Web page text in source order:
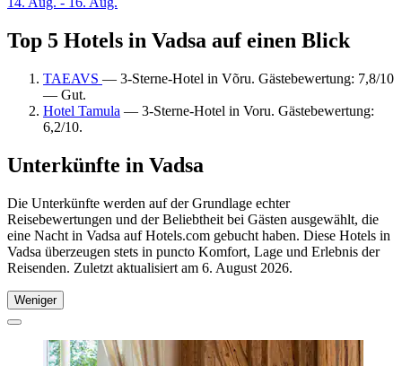
Top 5 Hotels in Vadsa auf einen Blick
TAEAVS — 3-Sterne-Hotel in Võru. Gästebewertung: 7,8/10
— Gut.
Hotel Tamula — 3-Sterne-Hotel in Voru. Gästebewertung:
6,2/10.
Unterkünfte in Vadsa
Die Unterkünfte werden auf der Grundlage echter
Reisebewertungen und der Beliebtheit bei Gästen ausgewählt, die
eine Nacht in Vadsa auf Hotels.com gebucht haben. Diese Hotels in
Vadsa überzeugen stets in puncto Komfort, Lage und Erlebnis der
Reisenden. Zuletzt aktualisiert am 6. August 2026.
Weniger